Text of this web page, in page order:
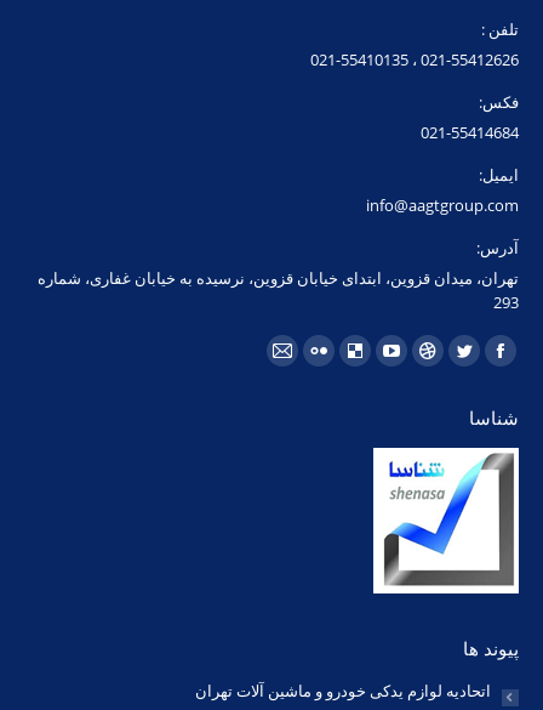
تلفن :
021-55412626 ، 021-55410135
فکس:
021-55414684
ایمیل:
info@aagtgroup.com
آدرس:
تهران، میدان قزوین، ابتدای خیابان قزوین، نرسیده به خیابان غفاری، شماره
293
مارا در اینجا پیدا کنید:
فیسبوک
opens
in
new
window
توئیتر
new
window
Dribbble
in
new
window
یوتیوب
in
new
Delicious
فلیکرایمیل
شناسا
پیوند ها
اتحادیه لوازم یدکی خودرو و ماشین آلات تهران